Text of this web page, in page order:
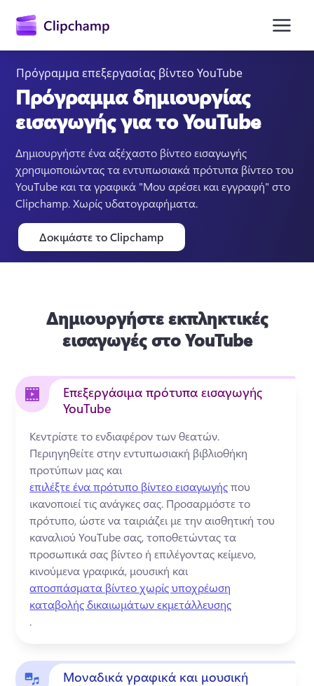
περιεχόμενο
Είσοδος
Δωρεάν δοκιμή
Πρόγραμμα επεξεργασίας βίντεο YouTube
Πρόγραμμα δημιουργίας
εισαγωγής για το YouTube
Δημιουργήστε ένα αξέχαστο βίντεο εισαγωγής
χρησιμοποιώντας τα εντυπωσιακά πρότυπα βίντεο του
YouTube και τα γραφικά "Μου αρέσει και εγγραφή" στο
Clipchamp. Χωρίς υδατογραφήματα.
Δοκιμάστε το Clipchamp
Δημιουργήστε εκπληκτικές
εισαγωγές στο YouTube
Επεξεργάσιμα πρότυπα εισαγωγής
YouTube
Περιηγηθείτε στην εντυπωσιακή βιβλιοθήκη
προτύπων μας και
επιλέξτε ένα πρότυπο βίντεο εισαγωγής που
ικανοποιεί τις ανάγκες σας. Προσαρμόστε το
πρότυπο, ώστε να ταιριάζει με την αισθητική του
καναλιού YouTube σας, τοποθετώντας τα
προσωπικά σας βίντεο ή επιλέγοντας κείμενο,
κινούμενα γραφικά, μουσική και
αποσπάσματα βίντεο χωρίς υποχρέωση
καταβολής δικαιωμάτων εκμετάλλευσης
.
Μοναδικά γραφικά και μουσική